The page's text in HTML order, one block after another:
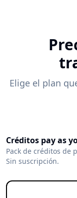
Elige el plan
Créditos pay as
Pack de créditos de
Sin suscripción.